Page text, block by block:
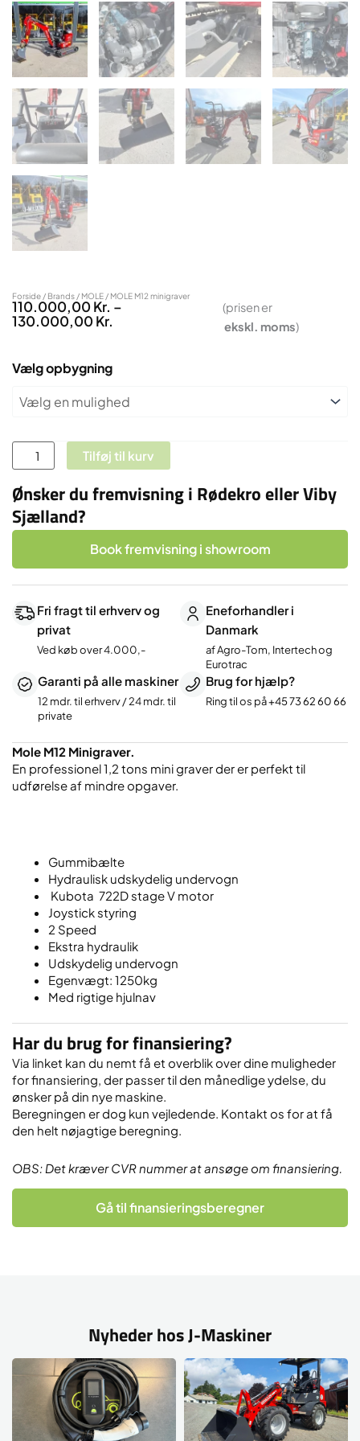
Forside / Brands / MOLE / MOLE M12 minigraver
110.000,00Kr. –
130.000,00Kr.
(prisen er
ekskl. moms)
Vælg opbygning
MOLE
minigraver
Tilføj til kurv
Ønsker du fremvisning i Rødekro eller Viby
Sjælland?
Book fremvisning i showroom
Fri fragt til erhverv og
privat
Ved køb over 4.000,-
Eneforhandler i
Danmark
af Agro-Tom, Intertech og
Eurotrac
Garanti på alle maskiner
12 mdr. til erhverv / 24 mdr. til
private
Brug for hjælp?
Ring til os på+45 73 62 60 66
Mole M12 Minigraver.
En professionel 1,2 tons mini graver der er perfekt til
udførelse af mindre opgaver.
Gummibælte
Hydraulisk udskydelig undervogn
Kubota 722D stage V motor
Joystick styring
2 Speed
Ekstra hydraulik
Udskydelig undervogn
Egenvægt: 1250kg
Med rigtige hjulnav
Har du brug for finansiering?
Via linket kan du nemt få et overblik over dine muligheder
for finansiering, der passer til den månedlige ydelse, du
ønsker på din nye maskine.
Beregningen er dog kun vejledende. Kontakt os for at få
den helt nøjagtige beregning.
OBS: Det kræver CVR nummer at ansøge om finansiering.
Gå til finansieringsberegner
Nyheder hos J-Maskiner